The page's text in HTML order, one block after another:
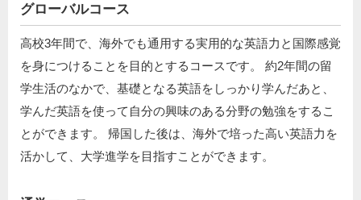
グローバルコース
高校3年間で、海外でも通用する実用的な英語力と国際感覚
を身につけることを目的とするコースです。 約2年間の留
学生活のなかで、基礎となる英語をしっかり学んだあと、
学んだ英語を使って自分の興味のある分野の勉強をするこ
とができます。 帰国した後は、海外で培った高い英語力を
活かして、大学進学を目指すことができます。